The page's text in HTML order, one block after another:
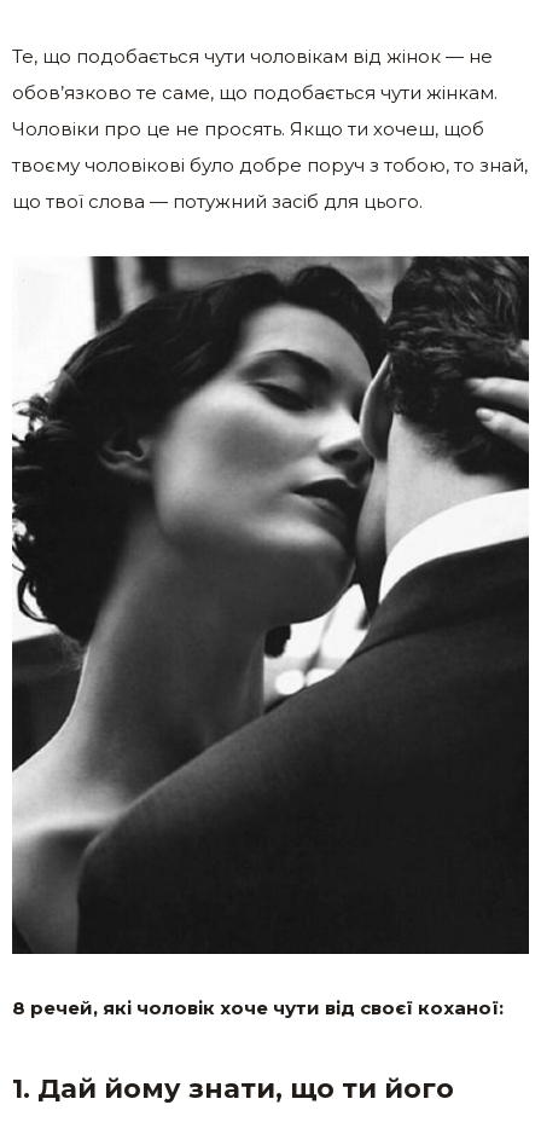
Те, що подобається чути чоловікам від жінок — не
обов’язково те саме, що подобається чути жінкам.
Чоловіки про це не просять. Якщо ти хочеш, щоб
твоєму чоловікові було добре поруч з тобою, то знай,
що твої слова — потужний засіб для цього.
8 речей, які чоловік хоче чути від своєї коханої:
1. Дай йому знати, що ти його